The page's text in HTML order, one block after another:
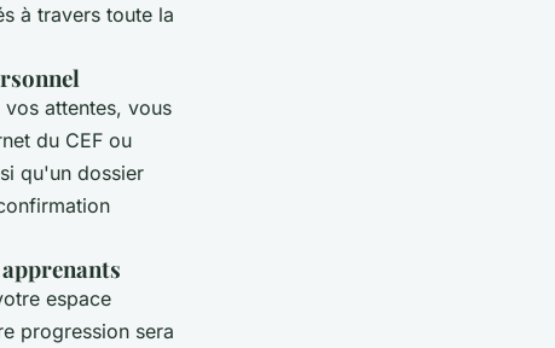
à travers toute la
attentes, vous
du CEF ou
qu'un dossier
espace
progression sera